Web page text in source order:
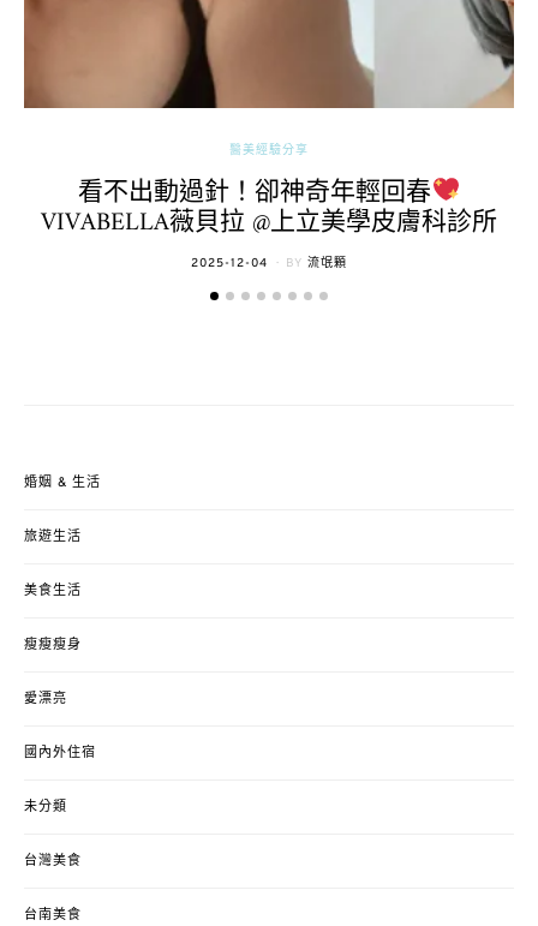
醫美經驗分享
看不出動過針！卻神奇年輕回春
VIVABELLA薇貝拉 @上立美學皮膚科診所
POSTED
2025-12-04 BY 流氓顆
婚姻 & 生活
旅遊生活
美食生活
瘦瘦瘦身
愛漂亮
國內外住宿
未分類
台灣美食
台南美食